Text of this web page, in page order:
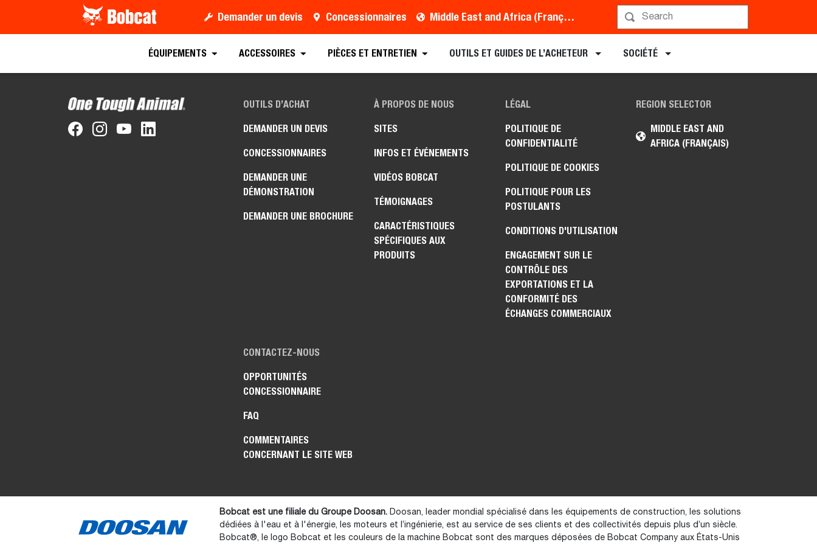
Demander un devis Concessionnaires Middle East and Africa (Français)
ÉQUIPEMENTS ACCESSOIRES PIÈCES ET ENTRETIEN OUTILS ET GUIDES DE L’ACHETEUR SOCIÉTÉ
REGION SELECTOR
MIDDLE EAST AND
AFRICA (FRANÇAIS)
OUTILS D’ACHAT
DEMANDER UN DEVIS
CONCESSIONNAIRES
DEMANDER UNE
DÉMONSTRATION
DEMANDER UNE BROCHURE
À PROPOS DE NOUS
SITES
INFOS ET ÉVÉNEMENTS
VIDÉOS BOBCAT
TÉMOIGNAGES
CARACTÉRISTIQUES
SPÉCIFIQUES AUX
PRODUITS
LÉGAL
POLITIQUE DE
CONFIDENTIALITÉ
POLITIQUE DE COOKIES
POLITIQUE POUR LES
POSTULANTS
CONDITIONS D'UTILISATION
ENGAGEMENT SUR LE
CONTRÔLE DES
EXPORTATIONS ET LA
CONFORMITÉ DES
ÉCHANGES COMMERCIAUX
CONTACTEZ-NOUS
OPPORTUNITÉS
CONCESSIONNAIRE
FAQ
COMMENTAIRES
CONCERNANT LE SITE WEB
Bobcat est une filiale du Groupe Doosan. Doosan, leader mondial spécialisé dans les équipements de construction, les solutions
dédiées à l'eau et à l'énergie, les moteurs et l’ingénierie, est au service de ses clients et des collectivités depuis plus d’un siècle.
Bobcat®, le logo Bobcat et les couleurs de la machine Bobcat sont des marques déposées de Bobcat Company aux États-Unis